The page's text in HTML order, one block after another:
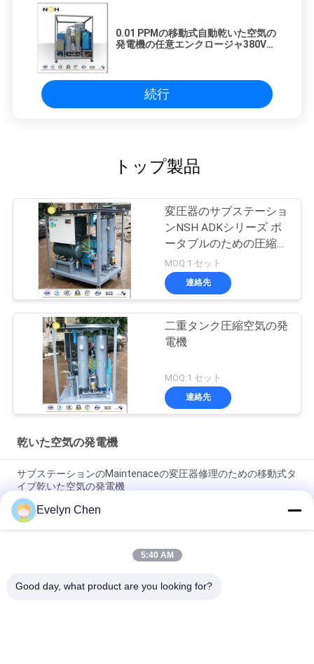
0.01 PPMの移動式自動乾いた空気の
発電機の任意エンクロージャ380V
続行
トップ製品
変圧器のサブステーショ
ンNSH ADKシリーズ ポ
ータブルのための圧縮さ
れた乾いた空気の発電機
MOQ:1 セット
連絡先
二重タンク圧縮空気の発
電機
MOQ:1 セット
連絡先
乾いた空気の発電機
サブステーションのMaintenaceの変圧器修理のための移動式タ
イプ乾いた空気の発電機
-50 | 4つの車輪が付いている-70露点の乾いた空気の発電機の変
圧器の維持のポータブル
高く有効な供給完全なフレームの構造が付いている圧縮機の乾
Evelyn Chen
5:40 AM
Good day, what product are you looking for?